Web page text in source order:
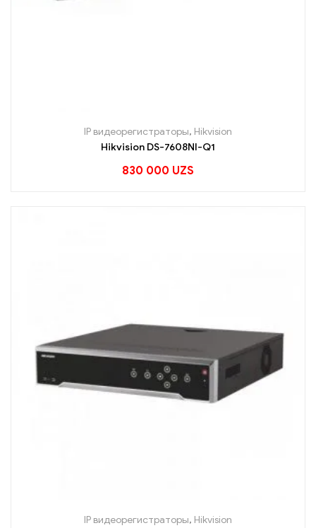
IP видеорегистраторы, Hikvision
Hikvision DS-7608NI-Q1
830 000 UZS
IP видеорегистраторы, Hikvision